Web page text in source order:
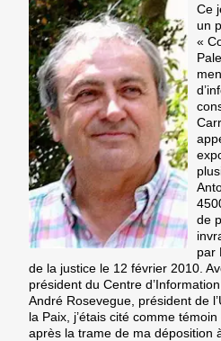
Ce
un
«
de
par
de la justice le 12 février 2010.
président du Centre
André Rosevegue, président de
la Paix, j’étais cité comme
après la trame de ma déposition